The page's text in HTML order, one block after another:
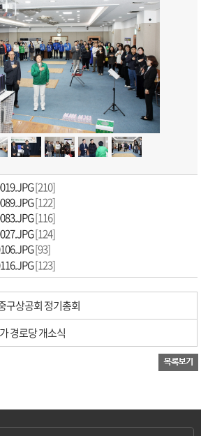
[210]
[122]
[116]
[124]
[93]
[123]
구상공회 정기총회
경로당 개소식